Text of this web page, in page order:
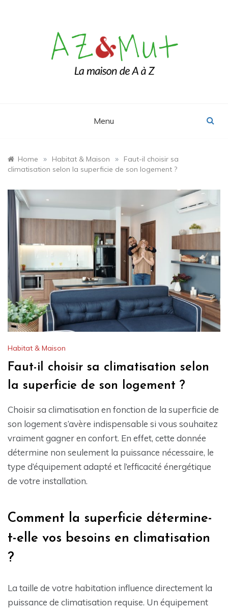
Menu
Home » Habitat & Maison »
Faut-il choisir sa
climatisation selon la superficie de son logement ?
Habitat & Maison
Faut-il choisir sa climatisation selon
la superficie de son logement ?
Choisir sa climatisation en fonction de la superficie de
son logement s’avère indispensable si vous souhaitez
vraiment gagner en confort. En effet, cette donnée
détermine non seulement la puissance nécessaire, le
type d’équipement adapté et l’efficacité énergétique
de votre installation.
Comment la superficie détermine-
t-elle vos besoins en climatisation
?
La taille de votre habitation influence directement la
puissance de climatisation requise. Un équipement